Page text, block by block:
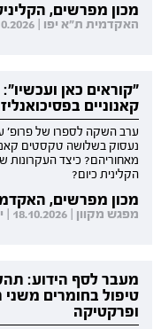
מכון מפרשים,
האקדמית ת"א יפו | 08.10.2026 | יום חמישי | 09:00-13:00
"קוראים כאן
קאנוניים
ערב השקה לספרו של פרופ'
נעסוק בשלושה טקסטים
מאחוריהם? כיצד העקרונות
הקלינית כיום?
מכון מפרשים,
מפגש מקוון | 18.10.2026 | יום ראשון | 19:30-21:00
מעבר לסף הידוע:
טיפול בחומרים
ופרקטיקה